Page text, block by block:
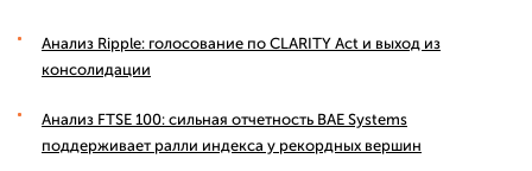
Анализ Ripple: голосование по CLARITY Act и выход из
консолидации
Анализ FTSE 100: сильная отчетность BAE Systems
поддерживает ралли индекса у рекордных вершин